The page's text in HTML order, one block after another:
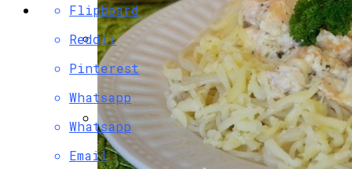
Разбираемся, Какие Виды Проклятий
Соседи Могут Применить К Вашему
Дому
Идеи Для Свиданий: 16 Самых Лучших
Романтических Встреч Для Вас Двоих
Flipboard
Reddit
Pinterest
Whatsapp
Whatsapp
Email